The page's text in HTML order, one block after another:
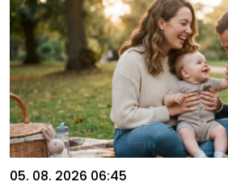
05. 08. 2026 06:45